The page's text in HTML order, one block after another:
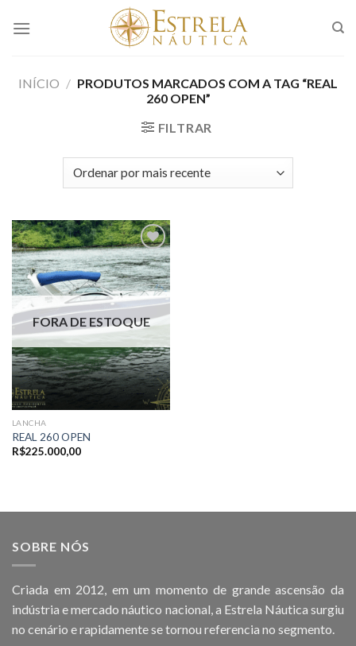
INÍCIO / PRODUTOS MARCADOS COM A TAG “REAL
260 OPEN”
FILTRAR
Adicionar
aos meus
favoritos
FORA DE ESTOQUE
LANCHA
REAL 260 OPEN
R$225.000,00
SOBRE NÓS
Criada em 2012, em um momento de grande ascensão da
indústria e mercado náutico nacional, a Estrela Náutica surgiu
no cenário e rapidamente se tornou referencia no segmento.